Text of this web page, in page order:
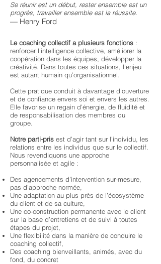
Se réunir est un début, rester ensemble est un
progrès, travailler ensemble est la réussite.
— Henry Ford
Le coaching collectif a plusieurs fonctions :
renforcer l’intelligence collective, améliorer la
coopération dans les équipes, développer la
créativité. Dans toutes ces situations, l’enjeu
est autant humain qu’organisationnel.
Cette pratique conduit à davantage d’ouverture
et de confiance envers soi et envers les autres.
Elle favorise un regain d’énergie, de fluidité et
de responsabilisation des membres du
groupe.
Notre parti-pris est d’agir tant sur l’individu, les
relations entre les individus que sur le collectif.
Nous revendiquons une approche
personnalisée et agile :
Des agencements d’intervention sur-mesure,
pas d’approche normée,
Une adaptation au plus près de l’écosystème
du client et de sa culture,
Une co-construction permanente avec le client
sur la base d’entretiens et de suivi à toutes
étapes du projet,
Une flexibilité dans la manière de conduire le
coaching collectif,
Des coaching bienveillants, animés, avec du
fond, du concret